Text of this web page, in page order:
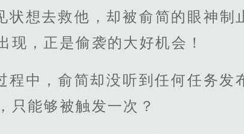
状想去救他，却被俞简的眼神
现，正是偷袭的大好机会！
程中，俞简却没听到任何任务
只能够被触发一次？